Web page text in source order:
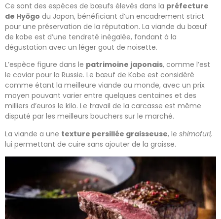
Ce sont des espèces de bœufs élevés dans la préfecture
de Hyōgo du Japon, bénéficiant d’un encadrement strict
pour une préservation de la réputation. La viande du bœuf
de kobe est d’une tendreté inégalée, fondant à la
dégustation avec un léger gout de noisette.
L’espèce figure dans le patrimoine japonais, comme l’est
le caviar pour la Russie. Le bœuf de Kobe est considéré
comme étant la meilleure viande au monde, avec un prix
moyen pouvant varier entre quelques centaines et des
milliers d’euros le kilo. Le travail de la carcasse est même
disputé par les meilleurs bouchers sur le marché.
La viande a une texture persillée graisseuse, le shimofuri,
lui permettant de cuire sans ajouter de la graisse.